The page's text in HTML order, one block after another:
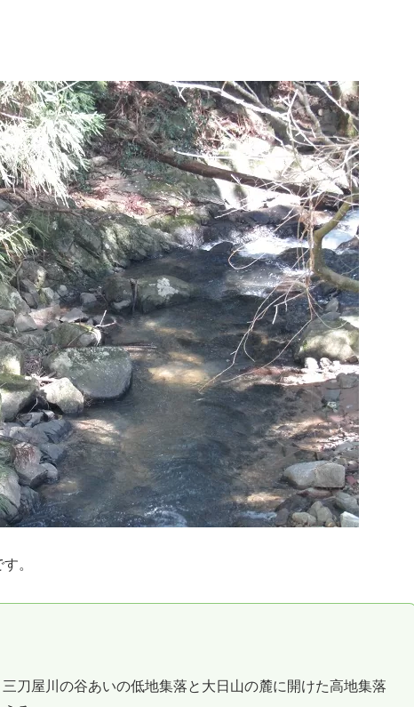
。
刀屋川の谷あいの低地集落と大日山の麓に開けた高地集落